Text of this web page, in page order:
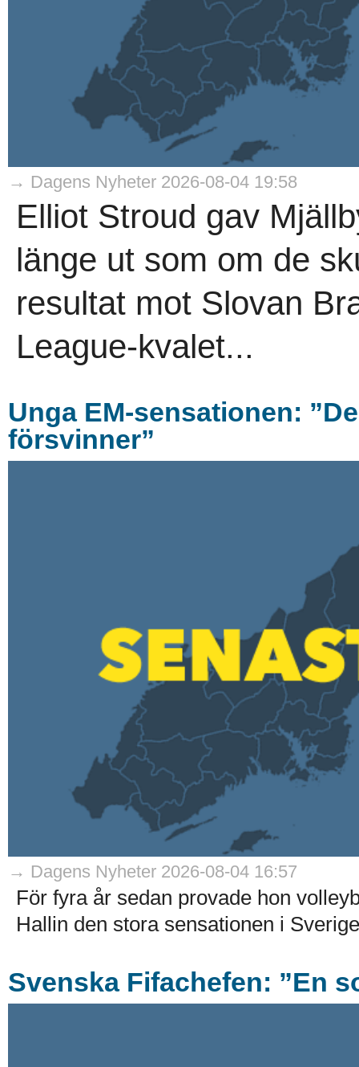
→ Dagens Nyheter 2026-08-04 19:58
Elliot Stroud gav
länge ut som om de
resultat mot Slovan
League-kvalet...
Unga EM-sensationen:
försvinner”
→ Dagens Nyheter 2026-08-04 16:57
För fyra år sedan provade hon
Hallin den stora sensationen i
Svenska Fifachefen: ”En